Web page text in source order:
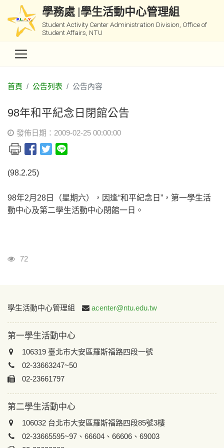
學務處 |學生活動中心管理組
Student Activity Center Administration Division, Office of
Student Affairs, NTU
首頁 公告列表 公告內容
98年和平紀念日閉館公告
發佈日期：2009-02-25 00:00:00
(98.2.25)
98年2月28日（星期六），因逢“和平紀念日”，第一學生活
動中心及第二學生活動中心閉館一日。
瀏覽人次
72
:::
學生活動中心管理組 acenter@ntu.edu.tw
第一學生活動中心
106319 臺北市大安區羅斯福路四段一號
02-33663247~50
02-23661797
第二學生活動中心
106032 台北市大安區羅斯福路四段85號3樓
02-33665595~97、66604、66606、69003